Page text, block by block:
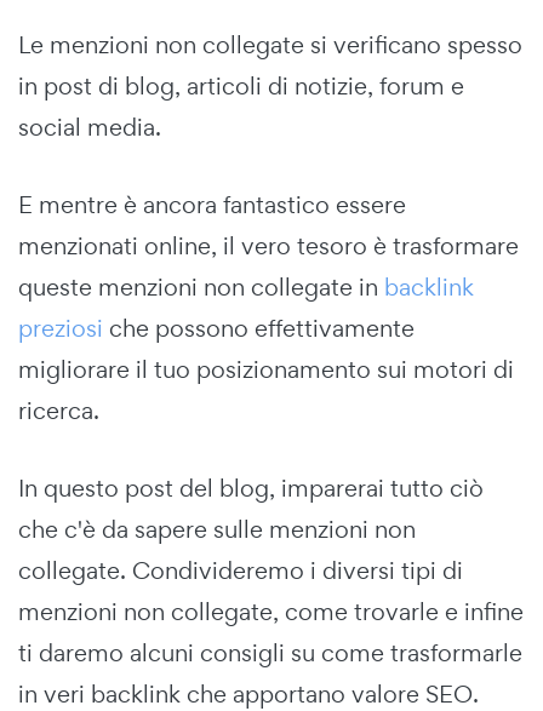
Le menzioni non collegate si verificano spesso
in post di blog, articoli di notizie, forum e
social media.
E mentre è ancora fantastico essere
menzionati online, il vero tesoro è trasformare
queste menzioni non collegate in backlink
preziosi che possono effettivamente
migliorare il tuo posizionamento sui motori di
ricerca.
In questo post del blog, imparerai tutto ciò
che c'è da sapere sulle menzioni non
collegate. Condivideremo i diversi tipi di
menzioni non collegate, come trovarle e infine
ti daremo alcuni consigli su come trasformarle
in veri backlink che apportano valore SEO.